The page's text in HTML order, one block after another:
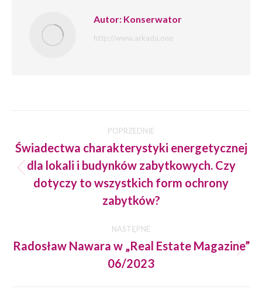
Autor: Konserwator
http://www.arkada.one
wpisów
POPRZEDNIE
Poprzedni
wpis:
Świadectwa charakterystyki energetycznej
dla lokali i budynków zabytkowych. Czy
dotyczy to wszystkich form ochrony
zabytków?
NASTĘPNE
wpis:
Radosław Nawara w „Real Estate Magazine”
06/2023